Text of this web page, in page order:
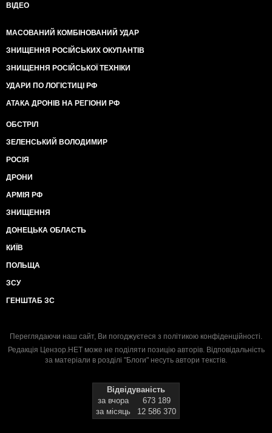
ВІДЕО
МАСОВАНИЙ КОМБІНОВАНИЙ УДАР
ЗНИЩЕННЯ РОСІЙСЬКИХ ОКУПАНТІВ
ЗНИЩЕННЯ РОСІЙСЬКОЇ ТЕХНІКИ
УДАРИ ПО ЛОГІСТИЦІ РФ
АТАКА ДРОНІВ НА РЕГІОНИ РФ
ОБСТРІЛ
ЗЕЛЕНСЬКИЙ ВОЛОДИМИР
РОСІЯ
ДРОНИ
АРМІЯ РФ
ЗНИЩЕННЯ
ДОНЕЦЬКА ОБЛАСТЬ
КИЇВ
ПОЛЬЩА
ЗСУ
ГЕНШТАБ ЗС
Переглядаючи наш сайт, Ви погоджуєтеся з політикою конфіденційності.
Редакція Цензор.НЕТ може не поділяти позицію авторів. Відповідальність
за матеріали в розділі "Блоги" несуть автори текстів.
Відвідуваність
за вчора
673 189
за місяць
12 586 370